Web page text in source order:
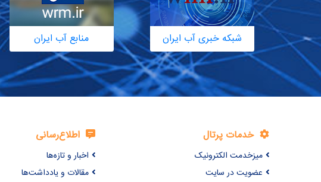
شبکه خبری آب ایران منابع آب ایران
خدمات پرتال
میزخدمت الکترونیک
عضویت در سایت
اطلاع‌رسانی
اخبار و تازه‌ها
مقالات و یادداشت‌ها